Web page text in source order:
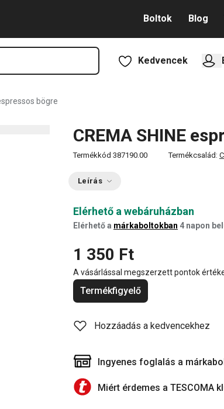
Boltok Blog
Kedvencek
bögre
CREMA SHINE
Termékkód 387190.00 Termékcsalád:
Leírás
Elérhető a webáruházban
Elérhető a márkaboltokban 4 napon
1 350 Ft
A vásárlással megszerzett pontok
Termékfigyelő
Hozzáadás a kedvencekhez
Ingyenes foglalás a
Miért érdemes a TESCOMA